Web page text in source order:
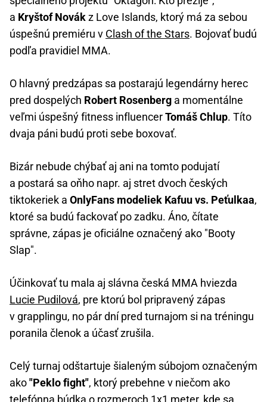
a Kryštof Novákz Love Islands, ktorý má za sebou
úspešnú premiéru v Clash of the Stars. Bojovať budú
podľa pravidiel MMA.
O hlavný predzápas sa postarajú legendárny herec
pred dospelých Robert Rosenberg a momentálne
veľmi úspešný fitness influencerTomáš Chlup. Títo
dvaja páni budú proti sebe boxovať.
Bizár nebude chýbať aj ani na tomto podujatí
a postará sa oňho napr. aj stret dvoch českých
tiktokeriek a OnlyFans modeliek Kafuu vs. Peťulkaa,
ktoré sa budú fackovať po zadku. Áno, čítate
správne, zápas je oficiálne označený ako "Booty
Slap".
Účinkovať tu mala aj slávna česká MMA hviezda
Lucie Pudilová, pre ktorú bol pripravený zápas
v grapplingu, no pár dní pred turnajom si na tréningu
poranila členok a účasť zrušila.
Celý turnaj odštartuje šialeným súbojom označeným
ako"Peklo fight", ktorý prebehne v niečom ako